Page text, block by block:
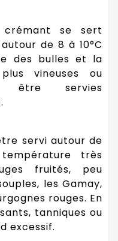
crémant se sert
de 8 à 10°C
des bulles et la
vineuses ou
être servies
servi autour de
très
fruités, peu
les Gamay,
rouges. En
tanniques ou
excessif.